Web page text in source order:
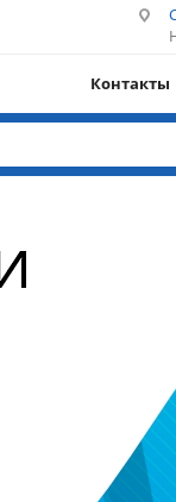
Контакты